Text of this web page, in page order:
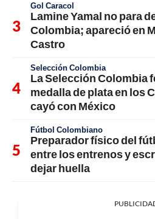
Gol Caracol
Lamine Yamal no para
Colombia; apareció en
Castro
Selección Colombia
La Selección Colombia
medalla de plata en los
cayó con México
Fútbol Colombiano
Preparador físico del
entre los entrenos y
dejar huella